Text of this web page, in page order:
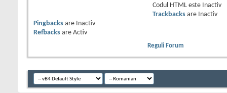
Codul HTML este
Inactiv
Trackbacksare
Inactiv
Pingbacks are
Inactiv
Refbacks are Activ
Reguli Forum